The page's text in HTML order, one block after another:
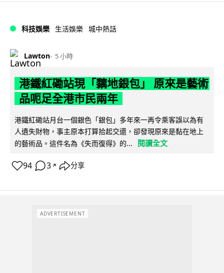
科技娛樂 生活娛樂 城中熱話
Lawton 5 小時
港鐵紅磡站現「黐地銀包」 原來是藝術
品呃足全港市民兩年
港鐵紅磡站月台一個銀色「銀包」多年來一再令乘客誤以為有
人遺失財物，事主原本打算拾起交還，卻發現原來是黏在地上
的藝術品。這件名為《失而復得》的...
閱讀全文
94 3 ↗ 分享
ADVERTISEMENT